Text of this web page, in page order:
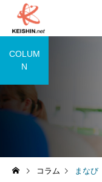
COLUM
N
コラム まなび